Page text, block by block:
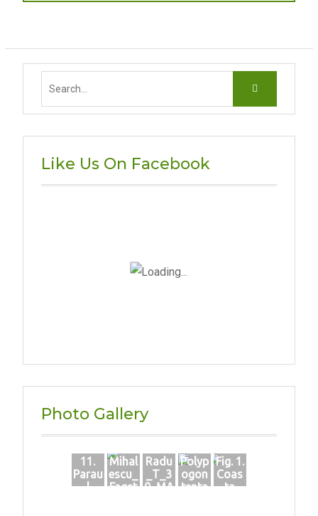
post:
Like Us On Facebook
Photo Gallery
11.
Parau
l
Mihal
escu_
Faget
Radu
_T_3
0_MA
Polyp
ogon
tenta
Fig. 1.
Coas
ta